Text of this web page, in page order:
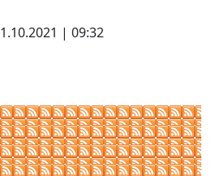
| 09:32